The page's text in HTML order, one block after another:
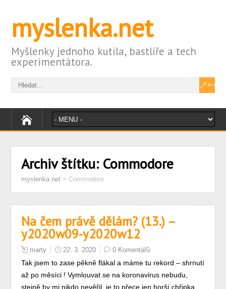
myslenka.net
Myšlenky jednoho kutila, bastlíře a tech
experimentátora.
Archiv štítku: Commodore
myslenka.net > Commodore
Na čem právě dělám? (13.) –
y2020w09-y2020w12
marty 22. 3. 2020 0 Komentářů
Tak jsem to zase pěkně flákal a máme tu rekord – shrnutí
až po měsíci ! Vymlouvat se na koronavirus nebudu,
stejně by mi nikdo nevěřil, je to přece jen horší chřipka.